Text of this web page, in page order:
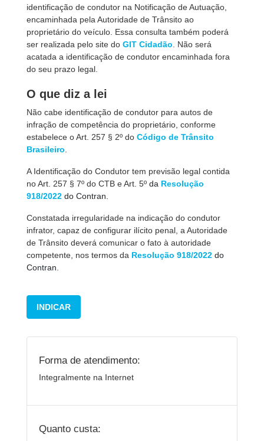
identificação de condutor na Notificação de Autuação,
encaminhada pela Autoridade de Trânsito ao
proprietário do veículo. Essa consulta também poderá
ser realizada pelo site do GIT Cidadão . Não será
acatada a identificação de condutor encaminhada fora
do seu prazo legal.
O que diz a lei
Não cabe identificação de condutor para autos de
infração de competência do proprietário, conforme
estabelece o Art. 257 § 2º do Código de Trânsito
Brasileiro
A Identificação do Condutor tem previsão legal contida
no Art. 257 § 7º do CTB e Art. 5º da Resolução
918/2022 do Contran.
Constatada irregularidade na indicação do condutor
infrator, capaz de configurar ilícito penal, a Autoridade
de Trânsito deverá comunicar o fato à autoridade
competente, nos termos da Resolução 918/2022 do
Contran
INDICAR
Forma de atendimento:
Integralmente na Internet
Quanto custa: